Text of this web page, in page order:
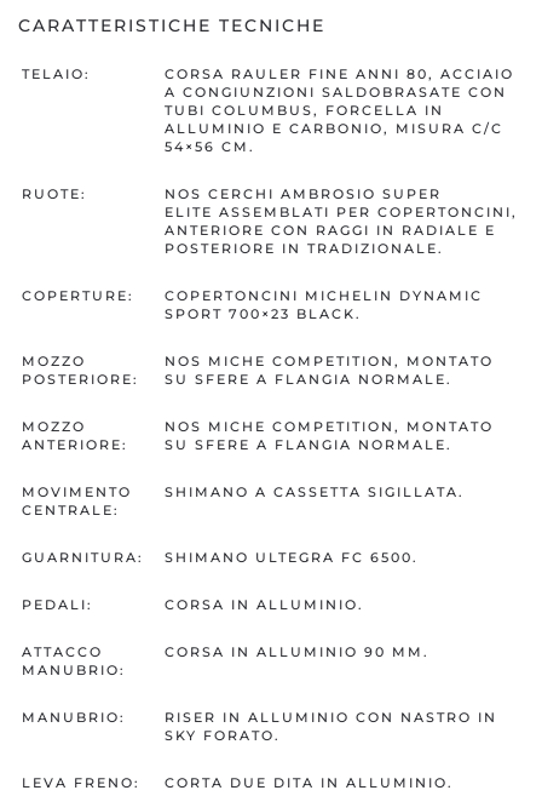
CARATTERISTICHE TECNICHE
TELAIO:
CORSA RAULER FINE ANNI 80, ACCIAIO
A CONGIUNZIONI SALDOBRASATE CON
TUBI COLUMBUS, FORCELLA IN
ALLUMINIO E CARBONIO, MISURA C/C
54×56 CM.
RUOTE:
NOS CERCHI AMBROSIO SUPER
ELITE ASSEMBLATI PER COPERTONCINI,
ANTERIORE CON RAGGI IN RADIALE E
POSTERIORE IN TRADIZIONALE.
COPERTURE:
COPERTONCINI MICHELIN DYNAMIC
SPORT 700×23 BLACK.
MOZZO
POSTERIORE:
NOS MICHE COMPETITION, MONTATO
SU SFERE A FLANGIA NORMALE.
MOZZO
ANTERIORE:
NOS MICHE COMPETITION, MONTATO
SU SFERE A FLANGIA NORMALE.
MOVIMENTO
CENTRALE:
SHIMANO A CASSETTA SIGILLATA.
GUARNITURA: SHIMANO ULTEGRA FC 6500.
PEDALI: CORSA IN ALLUMINIO.
ATTACCO
MANUBRIO:
CORSA IN ALLUMINIO 90 MM.
MANUBRIO:
RISER IN ALLUMINIO CON NASTRO IN
SKY FORATO.
LEVA FRENO: CORTA DUE DITA IN ALLUMINIO.